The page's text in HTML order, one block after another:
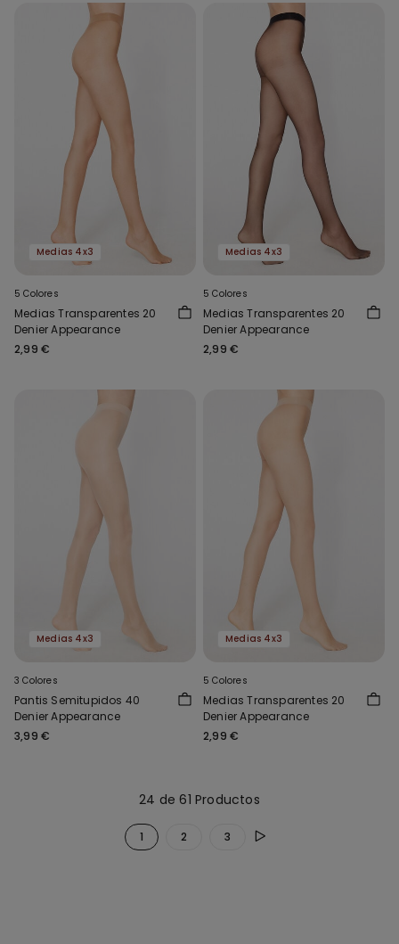
Medias 4x3
5 Colores
Medias Transparentes 20
Denier Appearance
2,99 €
Medias 4x3
5 Colores
Medias Transparentes 20
Denier Appearance
2,99 €
Medias 4x3
3 Colores
Pantis Semitupidos 40
Denier Appearance
3,99 €
Medias 4x3
5 Colores
Medias Transparentes 20
Denier Appearance
2,99 €
24 de 61 Productos
1 2 3